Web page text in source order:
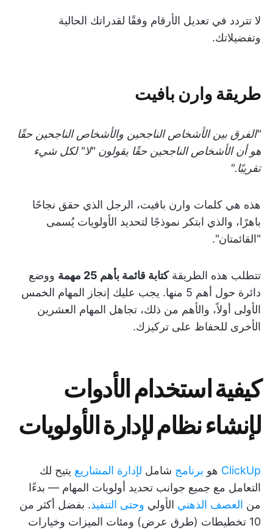
لا تتردد في تعديل الأرقام وفقًا لقدراتك الحالية
وتفضيلاتك.
طريقة وارن بافيت
"الفرق بين الأشخاص الناجحين والأشخاص الناجحين حقًا
هو أن الأشخاص الناجحين حقًا يقولون "لا" لكل شيء
تقريبًا."
هذه هي كلمات وارن بافيت، الرجل الذي حقق نجاحًا
باهرًا، والذي ابتكر نموذجًا لتحديد الأولويات يُسمى
"القائمتان".
تتطلب هذه الطريقةكتابة قائمة بأهم 25 مهمة
ووضع
دائرة حول أهم 5 منها. يجب عليك إنجاز المهام الخمس
الأولى أولاً، والأهم من ذلك، تجاهل المهام العشرين
الأخرى للحفاظ على تركيزك.
كيفية استخدام الأدوات
لإنشاء نظام لإدارة الأولويات
ClickUp هو برنامج شامل لإدارة المشاريع يتيح لك
التعامل مع جميع جوانب تحديد أولويات المهام — بدءًا
من العصف الذهني الأولي وحتى التنفيذ. بفضل أكثر من
10 تخطيطات (طرق عرض) ومئات الميزات وخيارات